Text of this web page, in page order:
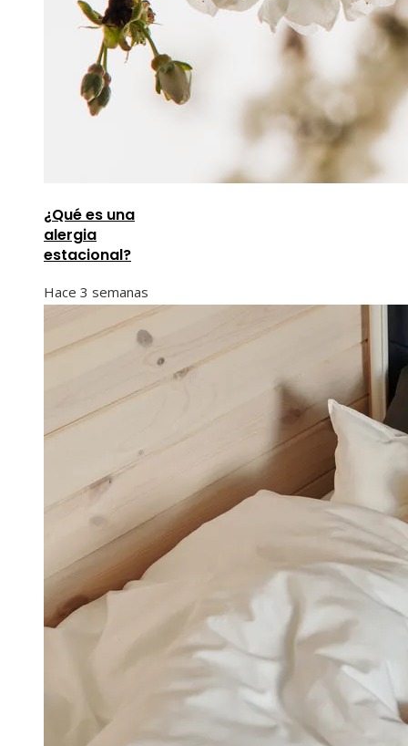
¿Qué es una
alergia
estacional?
Hace 3 semanas